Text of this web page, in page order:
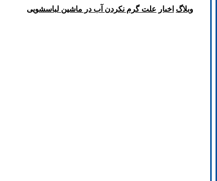
وبلاگ اخبار علت گرم نکردن آب در ماشین لباسشویی